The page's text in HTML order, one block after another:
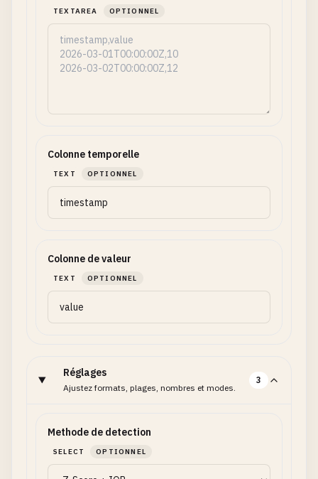
TEXTAREA OPTIONNEL
Colonne temporelle
TEXT OPTIONNEL
Colonne de valeur
TEXT OPTIONNEL
Réglages
Ajustez formats, plages, nombres et modes.
3
Methode de detection
SELECT OPTIONNEL